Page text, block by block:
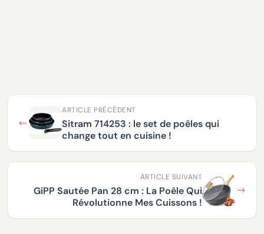
ARTICLE PRÉCÉDENT
Sitram 714253 : le set de poêles qui
change tout en cuisine !
ARTICLE SUIVANT
GiPP Sautée Pan 28 cm : La Poêle Qui
Révolutionne Mes Cuissons !